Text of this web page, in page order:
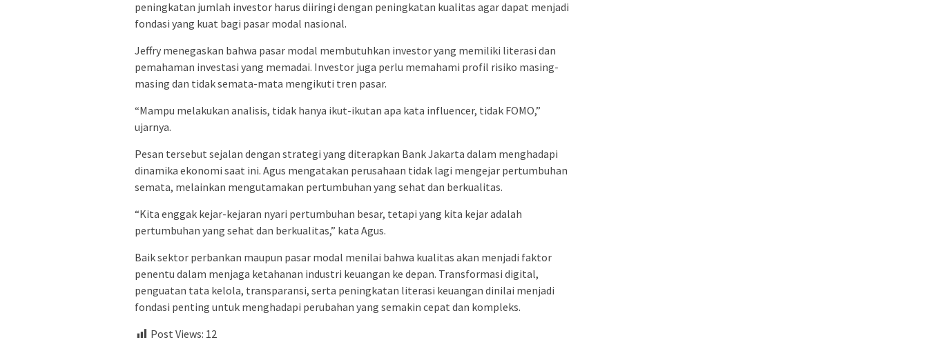
peningkatan jumlah investor harus diiringi dengan peningkatan kualitas agar dapat menjadi
fondasi yang kuat bagi pasar modal nasional.
Jeffry menegaskan bahwa pasar modal membutuhkan investor yang memiliki literasi dan
pemahaman investasi yang memadai. Investor juga perlu memahami profil risiko masing-
masing dan tidak semata-mata mengikuti tren pasar.
“Mampu melakukan analisis, tidak hanya ikut-ikutan apa kata influencer, tidak FOMO,”
ujarnya.
Pesan tersebut sejalan dengan strategi yang diterapkan Bank Jakarta dalam menghadapi
dinamika ekonomi saat ini. Agus mengatakan perusahaan tidak lagi mengejar pertumbuhan
semata, melainkan mengutamakan pertumbuhan yang sehat dan berkualitas.
“Kita enggak kejar-kejaran nyari pertumbuhan besar, tetapi yang kita kejar adalah
pertumbuhan yang sehat dan berkualitas,” kata Agus.
Baik sektor perbankan maupun pasar modal menilai bahwa kualitas akan menjadi faktor
penentu dalam menjaga ketahanan industri keuangan ke depan. Transformasi digital,
penguatan tata kelola, transparansi, serta peningkatan literasi keuangan dinilai menjadi
fondasi penting untuk menghadapi perubahan yang semakin cepat dan kompleks.
Post Views: 12